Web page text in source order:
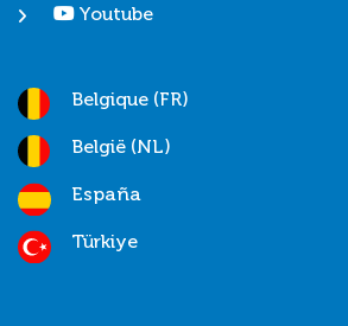
Youtube
Belgique (FR)
België (NL)
España
Türkiye